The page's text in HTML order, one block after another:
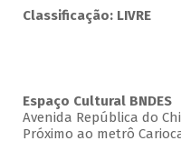
Classificação: LIVRE
Espaço Cultural BNDES
Avenida República do
Próximo ao metrô